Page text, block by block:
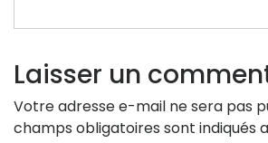
Laisser un
Votre adresse e-mail ne sera pas
champs obligatoires sont indiqués